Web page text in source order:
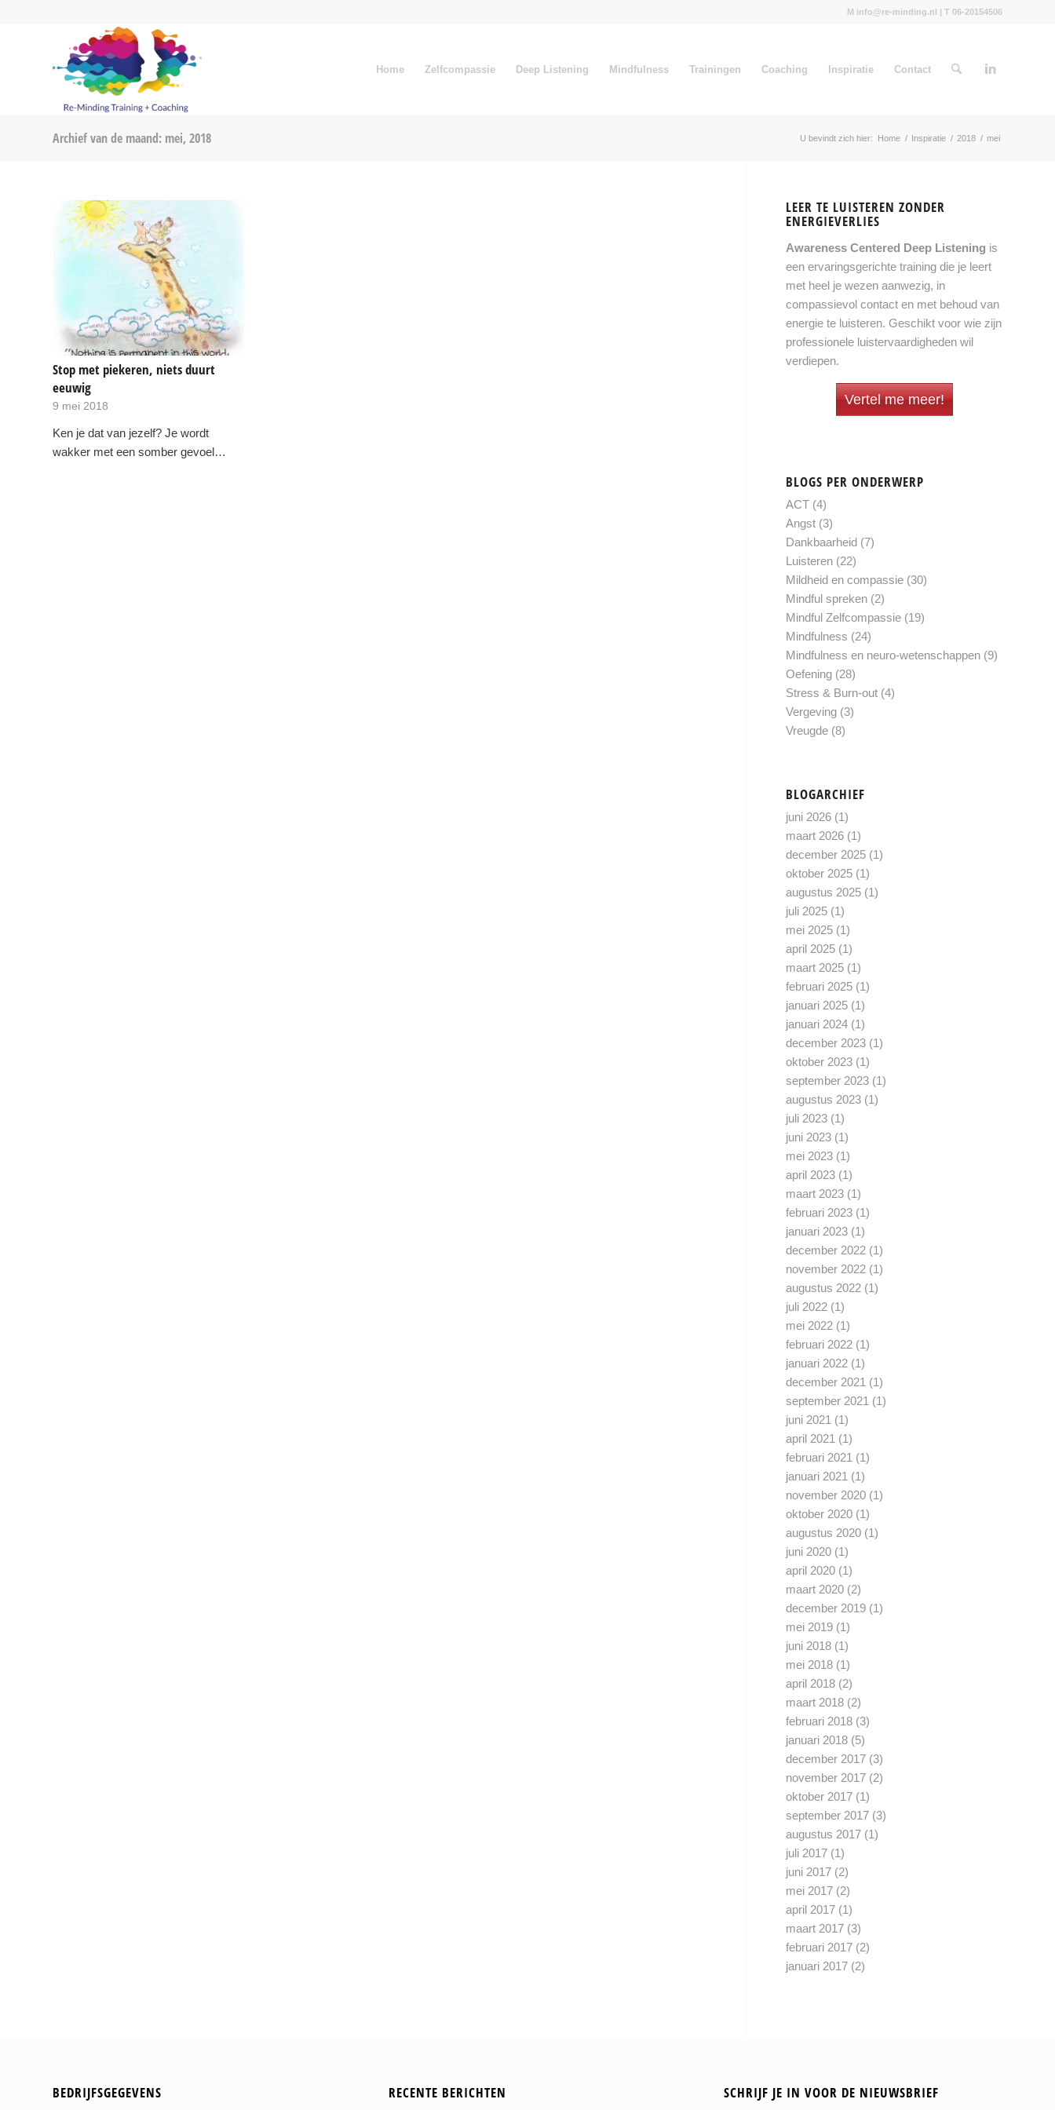
M info@re-minding.nl | T 06-20154506
Home Zelfcompassie Deep Listening Mindfulness Trainingen Coaching Inspiratie Contact
Archief van de maand: mei, 2018 U bevindt zich hier: Home / Inspiratie / 2018 / mei
Stop met piekeren, niets duurt
eeuwig
9 mei 2018
Ken je dat van jezelf? Je wordt
wakker met een somber gevoel…
LEER TE LUISTEREN ZONDER
ENERGIEVERLIES
Awareness Centered Deep Listening is
een ervaringsgerichte training die je leert
met heel je wezen aanwezig, in
compassievol contact en met behoud van
energie te luisteren. Geschikt voor wie zijn
professionele luistervaardigheden wil
verdiepen.
Vertel me meer!
BLOGS PER ONDERWERP
ACT (4)
Angst (3)
Dankbaarheid (7)
Luisteren (22)
Mildheid en compassie (30)
Mindful spreken (2)
Mindful Zelfcompassie (19)
Mindfulness (24)
Mindfulness en neuro-wetenschappen (9)
Oefening (28)
Stress & Burn-out (4)
Vergeving (3)
Vreugde (8)
BLOGARCHIEF
juni 2026 (1)
maart 2026 (1)
december 2025 (1)
oktober 2025 (1)
augustus 2025 (1)
juli 2025 (1)
mei 2025 (1)
april 2025 (1)
maart 2025 (1)
februari 2025 (1)
januari 2025 (1)
januari 2024 (1)
december 2023 (1)
oktober 2023 (1)
september 2023 (1)
augustus 2023 (1)
juli 2023 (1)
juni 2023 (1)
mei 2023 (1)
april 2023 (1)
maart 2023 (1)
februari 2023 (1)
januari 2023 (1)
december 2022 (1)
november 2022 (1)
augustus 2022 (1)
juli 2022 (1)
mei 2022 (1)
februari 2022 (1)
januari 2022 (1)
december 2021 (1)
september 2021 (1)
juni 2021 (1)
april 2021 (1)
februari 2021 (1)
januari 2021 (1)
november 2020 (1)
oktober 2020 (1)
augustus 2020 (1)
juni 2020 (1)
april 2020 (1)
maart 2020 (2)
december 2019 (1)
mei 2019 (1)
juni 2018 (1)
mei 2018 (1)
april 2018 (2)
maart 2018 (2)
februari 2018 (3)
januari 2018 (5)
december 2017 (3)
november 2017 (2)
oktober 2017 (1)
september 2017 (3)
augustus 2017 (1)
juli 2017 (1)
juni 2017 (2)
mei 2017 (2)
april 2017 (1)
maart 2017 (3)
februari 2017 (2)
januari 2017 (2)
BEDRIJFSGEGEVENS RECENTE BERICHTEN SCHRIJF JE IN VOOR DE NIEUWSBRIEF